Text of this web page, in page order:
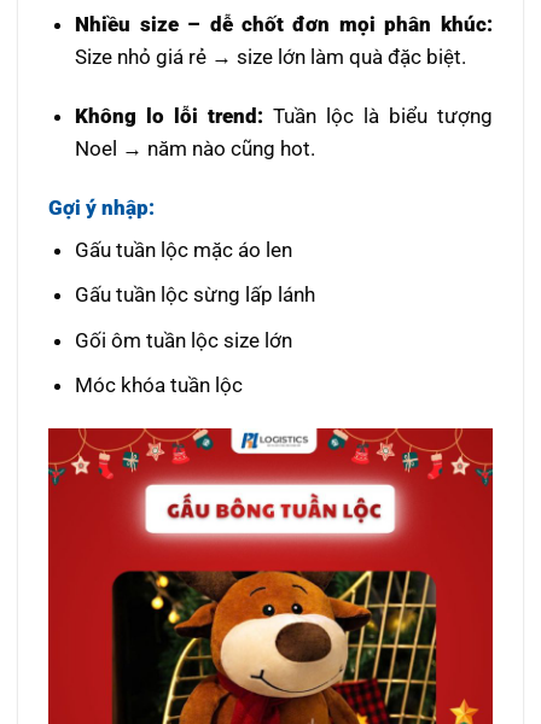
Nhiều size – dễ chốt đơn mọi phân khúc:
Size nhỏ giá rẻ → size lớn làm quà đặc biệt.
Không lo lỗi trend:Tuần lộc là biểu tượng
Noel → năm nào cũng hot.
Gợi ý nhập:
Gấu tuần lộc mặc áo len
Gấu tuần lộc sừng lấp lánh
Gối ôm tuần lộc size lớn
Móc khóa tuần lộc